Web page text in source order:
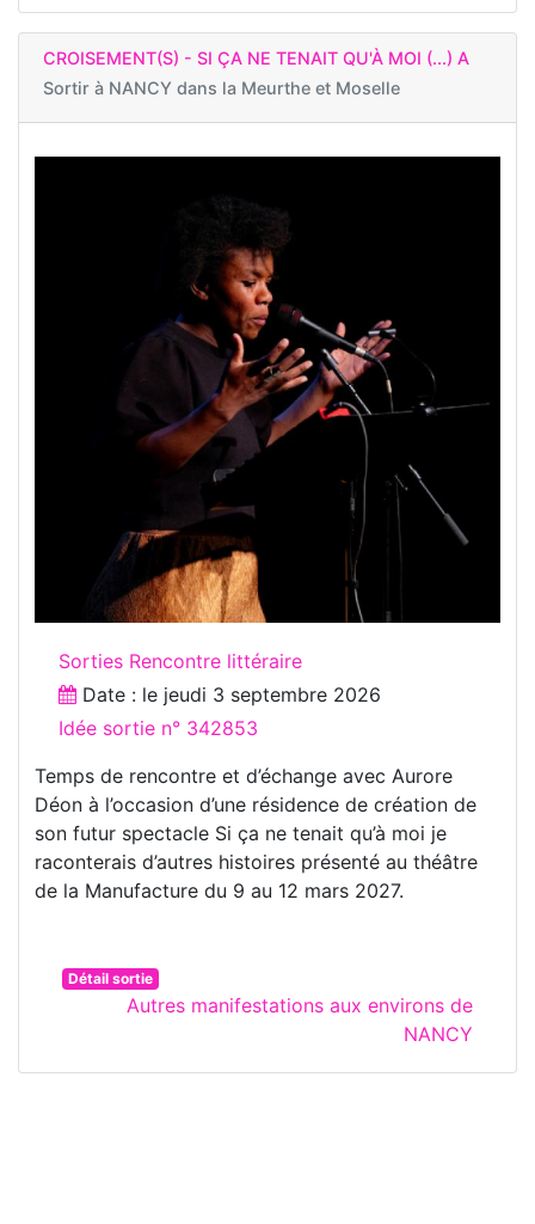
CROISEMENT(S) - SI ÇA NE TENAIT QU'À MOI (...) A
Sortir à NANCY dans la Meurthe et Moselle
Sorties Rencontre littéraire
Date : le jeudi 3 septembre 2026
Idée sortie n° 342853
Temps de rencontre et d’échange avec Aurore
Déon à l’occasion d’une résidence de création de
son futur spectacle Si ça ne tenait qu’à moi je
raconterais d’autres histoires présenté au théâtre
de la Manufacture du 9 au 12 mars 2027.
Détail sortie
Autres manifestations aux environs de
NANCY